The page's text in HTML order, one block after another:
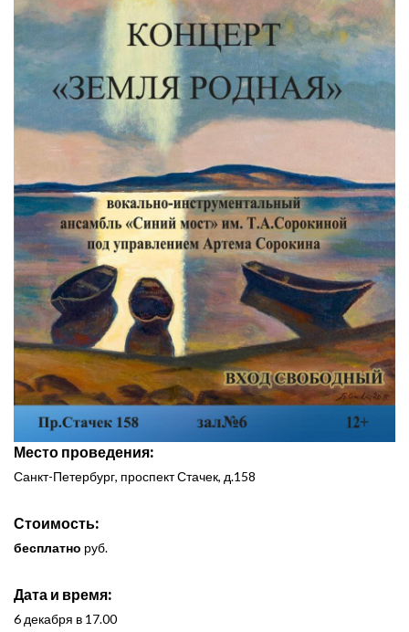
Место проведения:
Санкт-Петербург, проспект Стачек, д.158
Стоимость:
бесплатно руб.
Дата и время:
6 декабря в 17.00